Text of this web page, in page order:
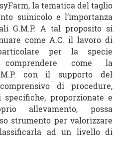
la tematica del taglio
suinicolo e l’importanza
G.M.P. A tal proposito si
come A.C. il lavoro di
per la specie
come la
con il supporto del
di procedure,
proporzionate e
allevamento, possa
strumento per valorizzare
ad un livello di